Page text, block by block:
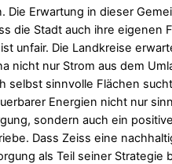
Die Erwartung in dieser
die Stadt auch ihre eigenen
unfair. Die Landkreise
nicht nur Strom aus dem
selbst sinnvolle Flächen
Energien nicht nur
sondern auch ein
Dass Zeiss eine
als Teil seiner Strategie